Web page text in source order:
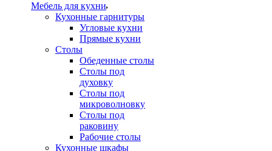
Мебель для кухни
Кухонные гарнитуры
Угловые кухни
Прямые кухни
Столы
Обеденные столы
Столы под
духовку
Столы под
микроволновку
Столы под
раковину
Рабочие столы
Кухонные шкафы